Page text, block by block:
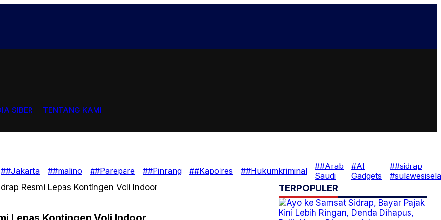
SIBER TENTANG KAMI
##Jakarta ##malino ##Parepare ##Pinrang ##Kapolres ##Hukumkriminal
##Arab
Saudi
#AI
Gadgets
##sidrap
Resmi Lepas Kontingen Voli Indoor TERPOPULER